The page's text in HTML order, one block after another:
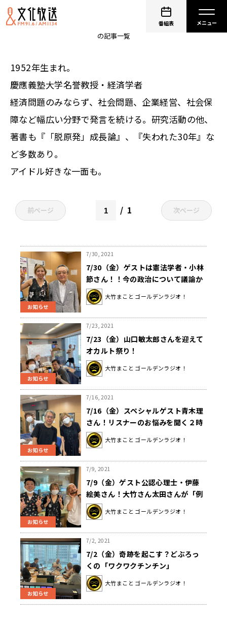
番組表
の記事一覧
1952年生まれ。
慶應義塾大学名誉教授・経済学者
経済問題のみならず、社会問題、企業経営、社会保
障など幅広い分野で発言を続ける。研究活動の他、
著書も『「脱原発」成長論』、『失われた30年』な
ど多数あり。
アイドル好きな一面も。
前ページ 1 次ページ
お知らせ
7/30, 2021
7/30（金）ゲストは憲法学者・小林
節さん！！今の政治について議論か
わす。
大竹まこと ゴールデンラジオ！
お知らせ
7/23, 2021
7/23（金）山口敏太郎さんを迎えて
オカルト祭り！
大竹まこと ゴールデンラジオ！
お知らせ
7/16, 2021
7/16（金）スペシャルゲスト青木理
さん！リスナーのお悩みを聞く２時
間半！！
大竹まこと ゴールデンラジオ！
お知らせ
7/9, 2021
7/9（金）ゲスト公認心理士・伊藤
絵美さん！大竹さん太田さんが「例
えば・・・」な質問！
大竹まこと ゴールデンラジオ！
お知らせ
7/2, 2021
7/2（金）奇跡を起こす？どぶろっ
くの「ワクワクチンチン」
大竹まこと ゴールデンラジオ！